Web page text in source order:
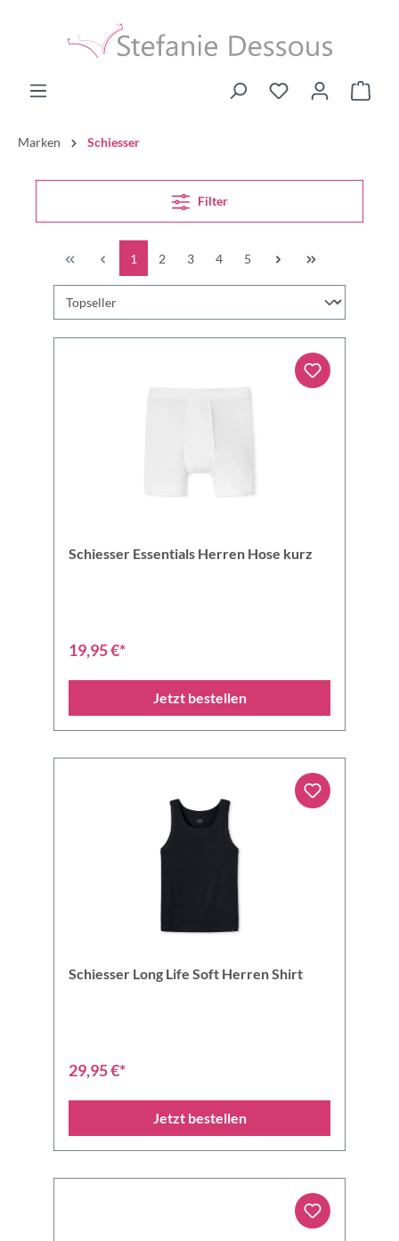
Marken Schiesser
Filter
1 2 3 4 5
Schiesser Essentials Herren Hose kurz
19,95 €*
Jetzt bestellen
Schiesser Long Life Soft Herren Shirt
29,95 €*
Jetzt bestellen